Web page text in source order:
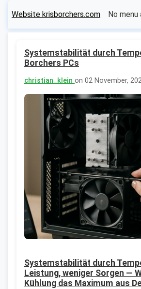
Website krisborchers.com No menu
Systemstabilität durch
Borchers PCs
christian_klein on 02 November,
Systemstabilität durch
Leistung, weniger Sorgen —
Kühlung das Maximum aus